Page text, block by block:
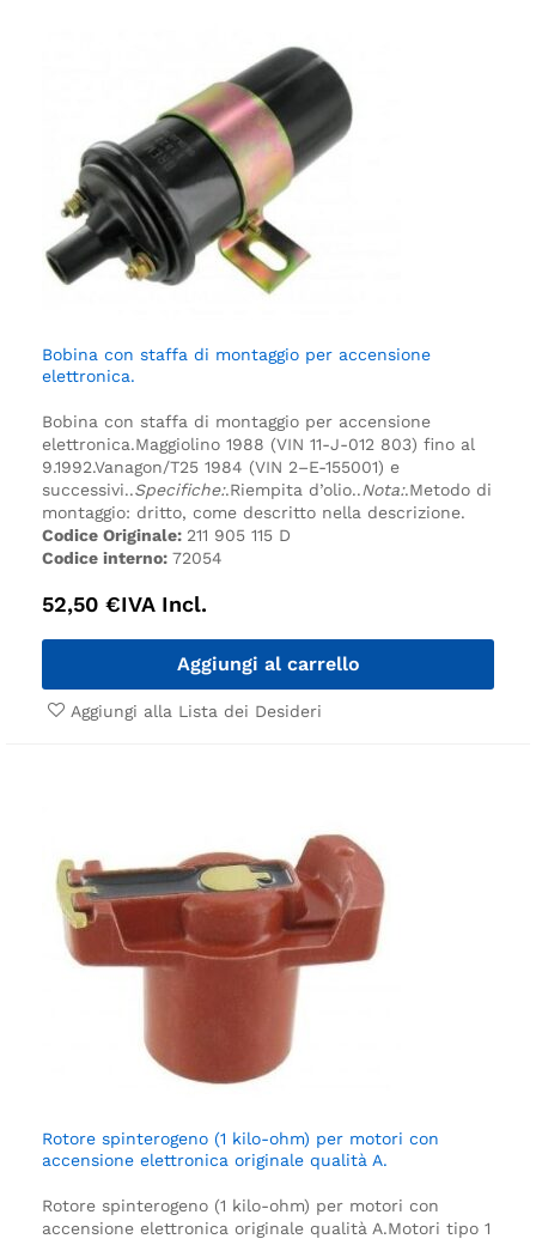
Bobina con staffa di montaggio per accensione
elettronica.
Bobina con staffa di montaggio per accensione
elettronica.Maggiolino 1988 (VIN 11-J-012 803) fino al
9.1992.Vanagon/T25 1984 (VIN 2–E-155001) e
successivi..Specifiche:.Riempita d’olio..Nota:.Metodo di
montaggio: dritto, come descritto nella descrizione.
Codice Originale: 211 905 115 D
Codice interno: 72054
52,50 €IVA Incl.
Aggiungi al carrello
Aggiungi alla Lista dei Desideri
Rotore spinterogeno (1 kilo-ohm) per motori con
accensione elettronica originale qualità A.
Rotore spinterogeno (1 kilo-ohm) per motori con
accensione elettronica originale qualità A.Motori tipo 1